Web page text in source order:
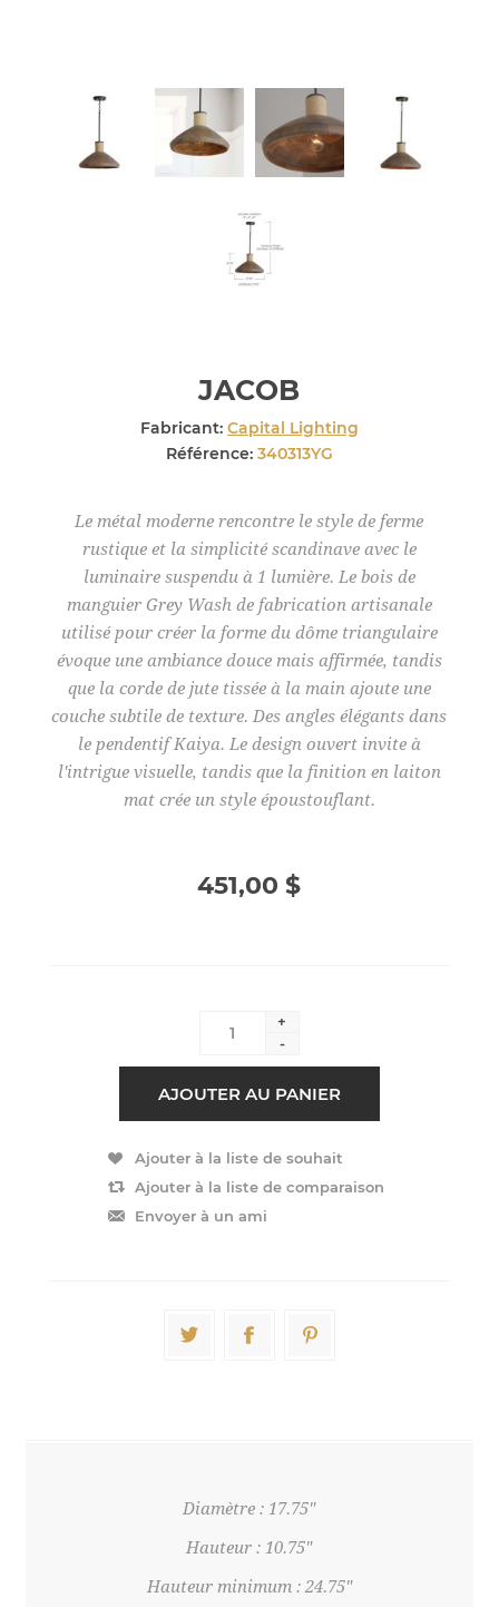
JACOB
Fabricant: Capital Lighting
Référence: 340313YG
Le métal moderne rencontre le style de ferme
rustique et la simplicité scandinave avec le
luminaire suspendu à 1 lumière. Le bois de
manguier Grey Wash de fabrication artisanale
utilisé pour créer la forme du dôme triangulaire
évoque une ambiance douce mais affirmée, tandis
que la corde de jute tissée à la main ajoute une
couche subtile de texture. Des angles élégants dans
le pendentif Kaiya. Le design ouvert invite à
l'intrigue visuelle, tandis que la finition en laiton
mat crée un style époustouflant.
451,00 $
+
-
Diamètre : 17.75"
Hauteur : 10.75"
Hauteur minimum : 24.75"